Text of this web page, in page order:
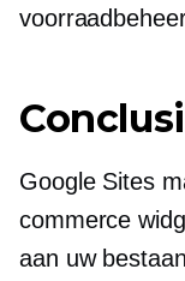
Google Sites
commerce
aan uw